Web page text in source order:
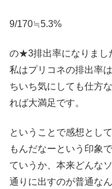
9/170≒5.3%
の★3排出率になりまし
私はプリコネの排出率
ちいち気にしても仕方
れば大満足です。
ということで感想として
もんだなーという印象で
ていうか、本来どんな
通りに出すのが普通な